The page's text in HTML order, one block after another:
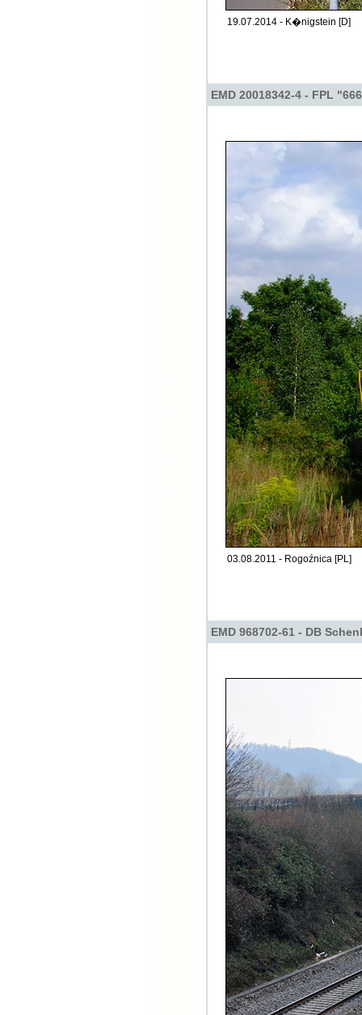
19.07.2014 - K�nigstein [D]
EMD 20018342-4 - FPL
03.08.2011 - Rogoźnica [PL]
EMD 968702-61 - DB